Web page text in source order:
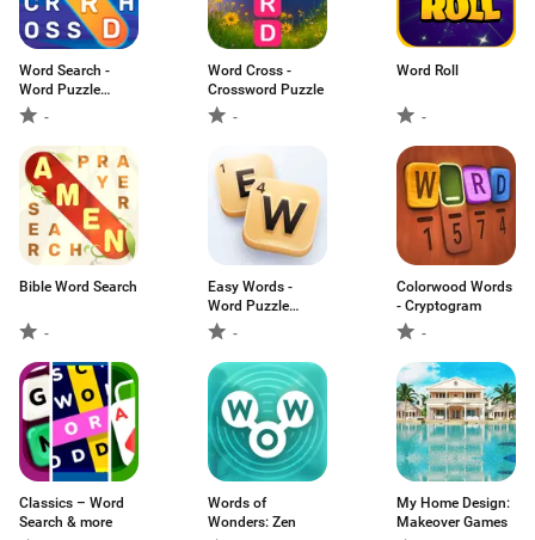
Word Search -
Word Puzzle
Game-
Word Cross -
Crossword Puzzle
-
Word Roll
-
Bible Word Search
-
Easy Words -
Word Puzzle
Games
-
Colorwood Words
- Cryptogram
-
Classics – Word
Search & more
Words of
Wonders: Zen
My Home Design:
Makeover Games